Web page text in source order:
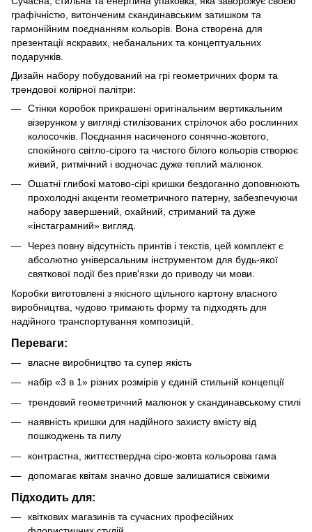
графічністю, витонченим скандинавським затишком та
гармонійним поєднанням кольорів. Вона створена для
презентації яскравих, небанальних та концептуальних
подарунків.
Дизайн набору побудований на грі геометричних форм та
трендової колірної палітри:
Стінки коробок прикрашені оригінальним вертикальним
візерунком у вигляді стилізованих стрілочок або рослинних
колосочків. Поєднання насиченого сонячно-жовтого,
спокійного світло-сірого та чистого білого кольорів створює
живий, ритмічний і водночас дуже теплий малюнок.
Ошатні глибокі матово-сірі кришки бездоганно доповнюють
прохолодні акценти геометричного патерну, забезпечуючи
набору завершений, охайний, стриманий та дуже
«інстаграмний» вигляд.
Через повну відсутність принтів і текстів, цей комплект є
абсолютно універсальним інструментом для будь-якої
святкової події без прив'язки до приводу чи мови.
Коробки виготовлені з якісного щільного картону власного
виробництва, чудово тримають форму та підходять для
надійного транспортування композицій.
Переваги:
власне виробництво та супер якість
набір «3 в 1» різних розмірів у єдиній стильній концепції
трендовий геометричний малюнок у скандинавському стилі
наявність кришки для надійного захисту вмісту від
пошкоджень та пилу
контрастна, життєствердна сіро-жовта кольорова гама
допомагає квітам значно довше залишатися свіжими
Підходить для:
квіткових магазинів та сучасних професійних